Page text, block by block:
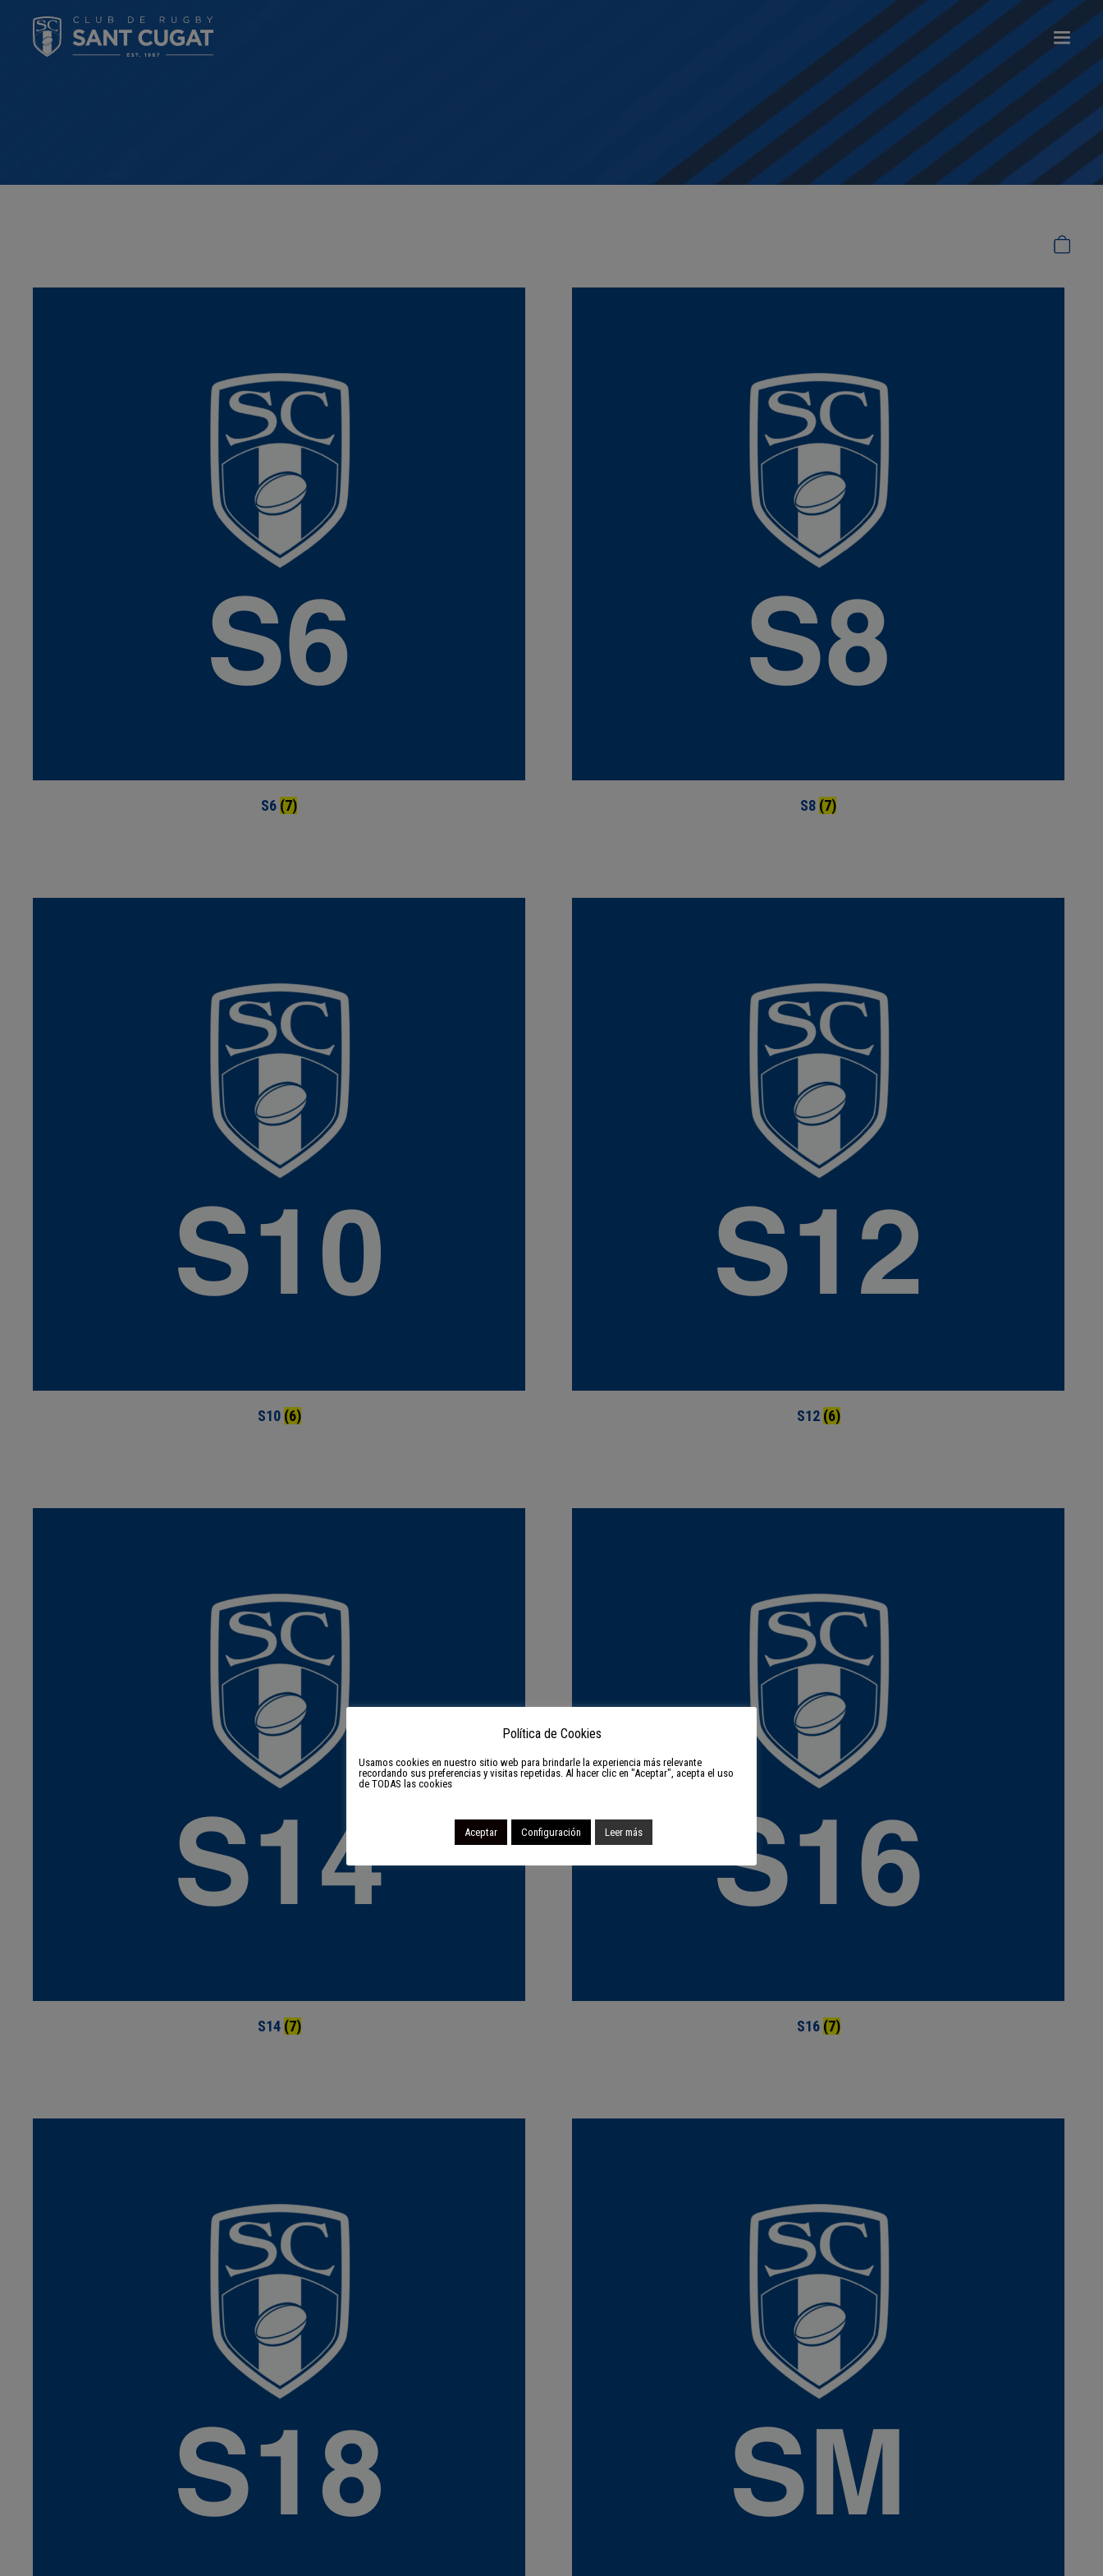
S6 (7) S8 (7)
S10 (6) S12 (6)
S14 (7) S16 (7)
Política de Cookies
Usamos cookies en nuestro sitio web para brindarle la experiencia más relevante
recordando sus preferencias y visitas repetidas. Al hacer clic en "Aceptar", acepta el uso
de TODAS las cookies
Aceptar Configuración Leer más